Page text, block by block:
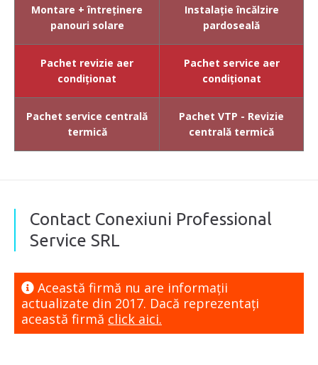
Montare + întreținere
panouri solare
Instalație încălzire
pardoseală
Pachet revizie aer
condiționat
Pachet service aer
condiționat
Pachet service centrală
termică
Pachet VTP - Revizie
centrală termică
Contact Conexiuni Professional
Service SRL
Această firmă nu are informaţii
actualizate din 2017. Dacă reprezentaţi
această firmă click aici.